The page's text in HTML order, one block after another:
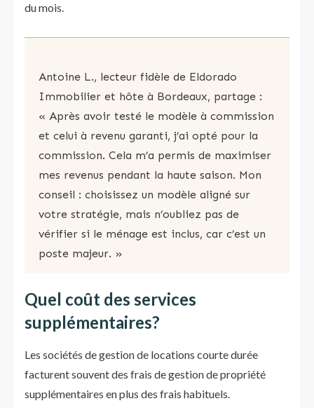
du mois.
Antoine L., lecteur fidèle de Eldorado
Immobilier et hôte à Bordeaux, partage :
« Après avoir testé le modèle à commission
et celui à revenu garanti, j’ai opté pour la
commission. Cela m’a permis de maximiser
mes revenus pendant la haute saison. Mon
conseil : choisissez un modèle aligné sur
votre stratégie, mais n’oubliez pas de
vérifier si le ménage est inclus, car c’est un
poste majeur. »
Quel coût des services
supplémentaires?
Les sociétés de gestion de locations courte durée
facturent souvent des frais de gestion de propriété
supplémentaires en plus des frais habituels.